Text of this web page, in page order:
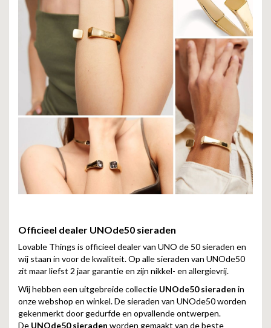
Officieel dealer UNOde50 sieraden
Lovable Things is officieel dealer van UNO de 50 sieraden en
wij staan in voor de kwaliteit. Op alle sieraden van UNOde50
zit maar liefst 2 jaar garantie en zijn nikkel- en allergievrij.
Wij hebben een uitgebreide collectie UNOde50 sieraden in
onze webshop en winkel. De sieraden van UNOde50 worden
gekenmerkt door gedurfde en opvallende ontwerpen.
De UNOde50 sieraden worden gemaakt van de beste